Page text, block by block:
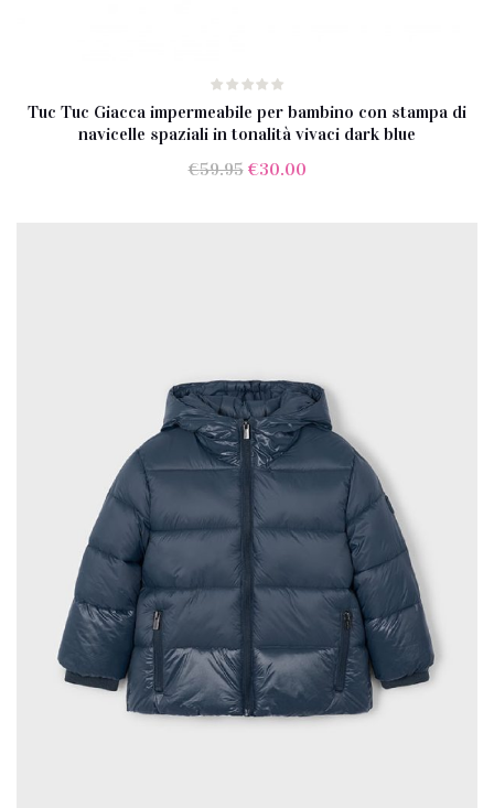
Tuc Tuc Giacca impermeabile per bambino con stampa di
navicelle spaziali in tonalità vivaci dark blue
€59.95 Il
€30.00Il